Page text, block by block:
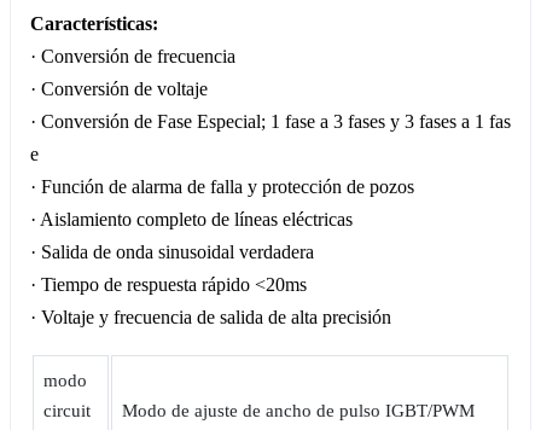
Características:
· Conversión de frecuencia
· Conversión de voltaje
· Conversión de Fase Especial; 1 fase a 3 fases y 3 fases a 1 fas
e
· Función de alarma de falla y protección de pozos
· Aislamiento completo de líneas eléctricas
· Salida de onda sinusoidal verdadera
· Tiempo de respuesta rápido <20ms
· Voltaje y frecuencia de salida de alta precisión
modo
circuit
Modo de ajuste de ancho de pulso IGBT/PWM